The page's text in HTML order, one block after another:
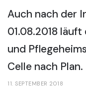
Auch nach der
01.08.2018
und
Celle nach
11. SEPTEMBER 2018